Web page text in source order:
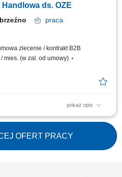
relacji z klientami. Raportowanie
ds. OZE
praca
zlecenie / kontrakt B2B
/ mies. (w zal. od umowy)
pokaż opis
rozwiązań z obszaru
pozyskiwanie klientów oraz
Przygotowywanie ofert i finalizowanie
relacji z klientami. Raportowanie
OFERT PRACY